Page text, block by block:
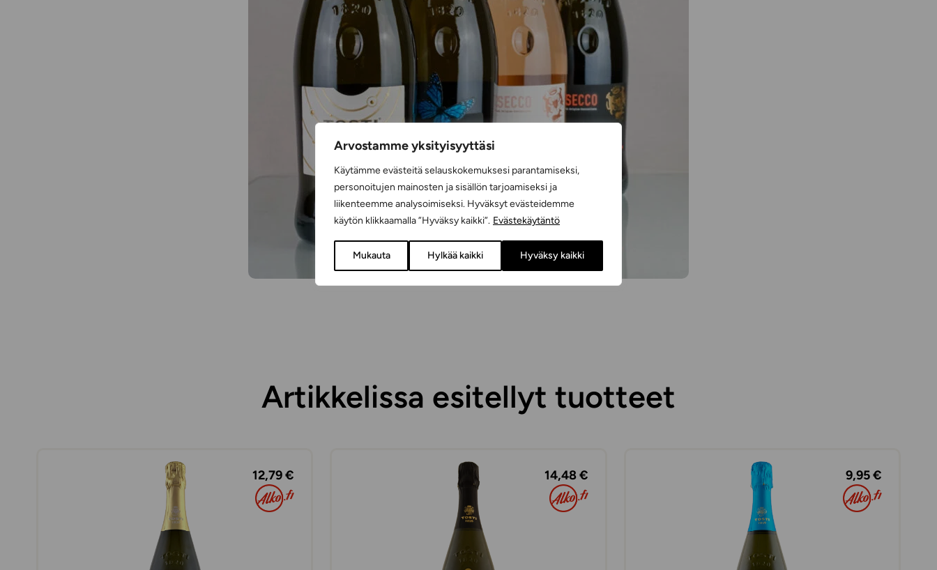
Arvostamme yksityisyyttäsi
Käytämme evästeitä selauskokemuksesi parantamiseksi,
personoitujen mainosten ja sisällön tarjoamiseksi ja
liikenteemme analysoimiseksi. Hyväksyt evästeidemme
käytön klikkaamalla ”Hyväksy kaikki”. Evästekäytäntö
Mukauta Hylkää kaikki Hyväksy kaikki
Artikkelissa esitellyt tuotteet
12,79 € 14,48 € 9,95 €